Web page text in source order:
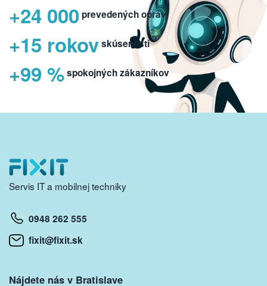
+24 000 prevedených opráv
+15 rokovskúseností
+99 %spokojných zákazníkov
Servis IT a mobilnej techniky
0948 262 555
fixit@fixit.sk
Nájdete nás v Bratislave